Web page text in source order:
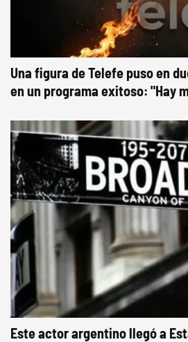
Una figura de Telefe puso en
en un programa exitoso: "Hay
Este actor argentino llegó a